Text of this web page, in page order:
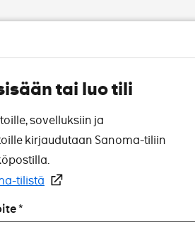
tai luo tili
sovelluksiin ja
kirjaudutaan Sanoma-tiliin
tilistä